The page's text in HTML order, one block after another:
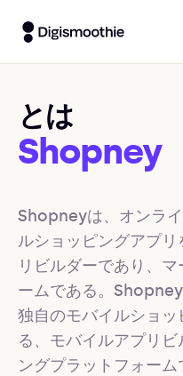
とは
Shopney
Shopneyは、オンラ
ルショッピングアプ
リビルダーであり、
ームである。
独自のモバイルショッ
る、モバイルアプリ
ングプラットフォー